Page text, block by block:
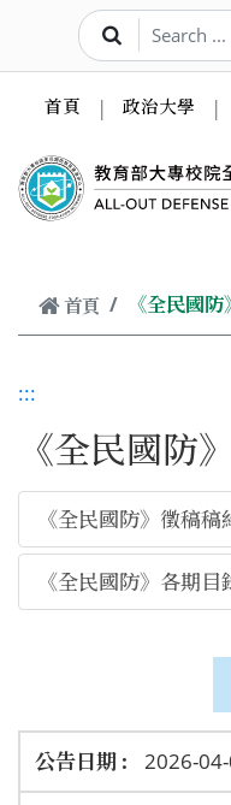
跳到主要內容
首頁 政治大學
首頁 《全民國
:::
《全民國防
《全民國防》徵稿稿
《全民國防》各期目
2026-04-